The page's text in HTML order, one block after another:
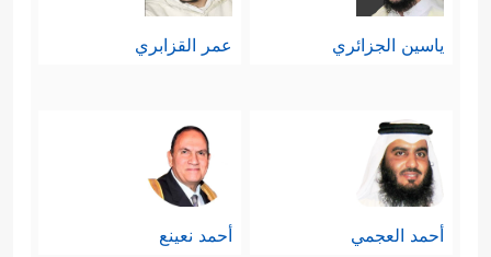
ياسين الجزائري عمر القزابري
أحمد العجمي أحمد نعينع